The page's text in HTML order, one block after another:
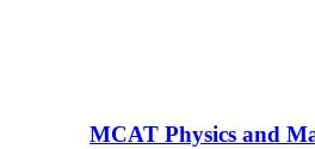
MCAT Physics and